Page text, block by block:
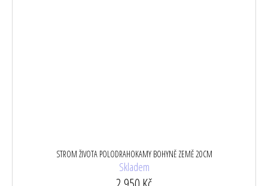
STROM ŽIVOTA POLODRAHOKAMY BOHYNĚ ZEMĚ 20CM
Skladem